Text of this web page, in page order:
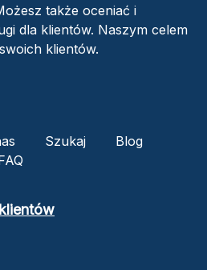
także oceniać i
dla klientów. Naszym celem
klientów.
Szukaj
Blog